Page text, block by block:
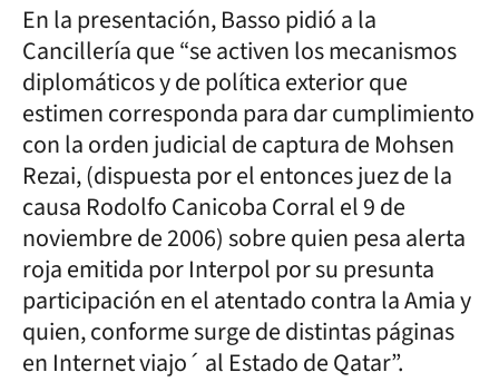
En la presentación, Basso pidió a la
Cancillería que “se activen los mecanismos
diplomáticos y de política exterior que
estimen corresponda para dar cumplimiento
con la orden judicial de captura de Mohsen
Rezai, (dispuesta por el entonces juez de la
causa Rodolfo Canicoba Corral el 9 de
noviembre de 2006) sobre quien pesa alerta
roja emitida por Interpol por su presunta
participación en el atentado contra la Amia y
quien, conforme surge de distintas páginas
en Internet viajo´ al Estado de Qatar”.